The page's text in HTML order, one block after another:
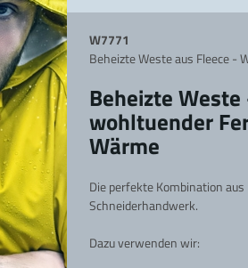
versandkostenfrei in
W7771
Beheizte Weste aus Fleece -
Beheizte
wohltuender
Wärme
Die perfekte Kombination aus
Schneiderhandwerk.
Dazu verwenden wir: